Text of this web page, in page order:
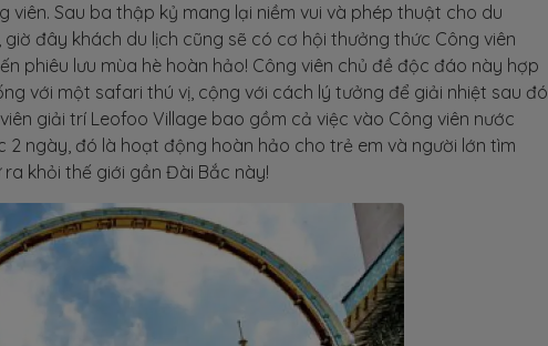
viên. Sau ba thập kỷ mang lại niềm vui và phép thuật cho du
đây khách du lịch cũng sẽ có cơ hội thưởng thức Công viên
phiêu lưu mùa hè hoàn hảo! Công viên chủ đề độc đáo này hợp
với một safari thú vị, cộng với cách lý tưởng để giải nhiệt sau đó
giải trí Leofoo Village bao gồm cả việc vào Công viên nước
2 ngày, đó là hoạt động hoàn hảo cho trẻ em và người lớn tìm
khỏi thế giới gần Đài Bắc này!